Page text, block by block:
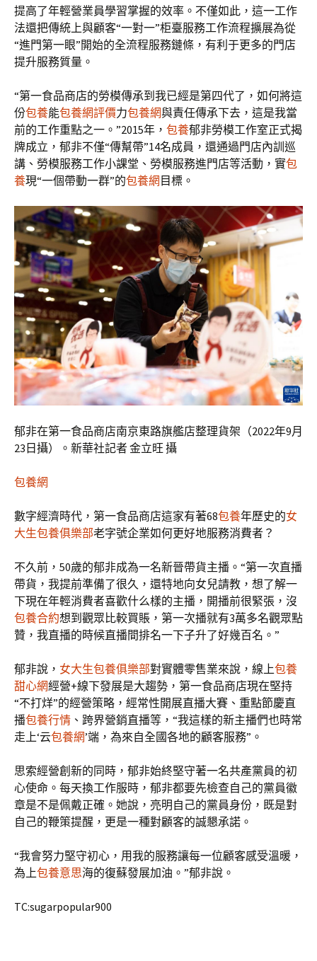
提高了年輕營業員學習掌握的效率。不僅如此，這一工作
法還把傳統上與顧客“一對一”柜臺服務工作流程擴展為從
“進門第一眼”開始的全流程服務鏈條，有利于更多的門店
提升服務質量。
“第一食品商店的勞模傳承到我已經是第四代了，如何將這
份包養能包養網評價力包養網與責任傳承下去，這是我當
前的工作重點之一。”2015年， 包養郁非勞模工作室正式揭
牌成立，郁非不僅“傳幫帶”14名成員，還通過門店內訓巡
講、勞模服務工作小課堂、勞模服務進門店等活動，實包
養現“一個帶動一群”的包養網 目標。
郁非在第一食品商店南京東路旗艦店整理貨架（2022年9月
23日攝）。新華社記者 金立旺 攝
包養網
數字經濟時代，第一食品商店這家有著68包養年歷史的女
大生包養俱樂部老字號企業如何更好地服務消費者？
不久前，50歲的郁非成為一名新晉帶貨主播。“第一次直播
帶貨，我提前準備了很久，還特地向女兒請教，想了解一
下現在年輕消費者喜歡什么樣的主播，開播前很緊張，沒
包養合約想到觀眾比較買賬，第一次播就有3萬多名觀眾點
贊，我直播的時候直播間排名一下子升了好幾百名。”
郁非說， 女大生包養俱樂部對實體零售業來說，線上包養
甜心網經營+線下發展是大趨勢，第一食品商店現在堅持
“不打烊”的經營策略，經常性開展直播大賽、重點節慶直
播包養行情 、跨界營銷直播等，“我這樣的新主播們也時常
走上‘云包養網’端，為來自全國各地的顧客服務”。
思索經營創新的同時，郁非始終堅守著一名共產黨員的初
心使命。每天換工作服時，郁非都要先檢查自己的黨員徽
章是不是佩戴正確。她說，亮明自己的黨員身份，既是對
自己的鞭策提醒，更是一種對顧客的誠懇承諾。
“我會努力堅守初心，用我的服務讓每一位顧客感受溫暖，
為上包養意思海的復蘇發展加油。”郁非說。
TC:sugarpopular900